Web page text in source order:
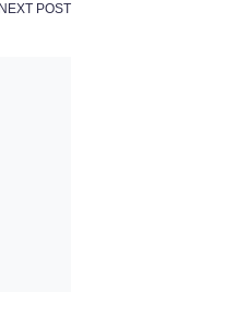
NEXT POST